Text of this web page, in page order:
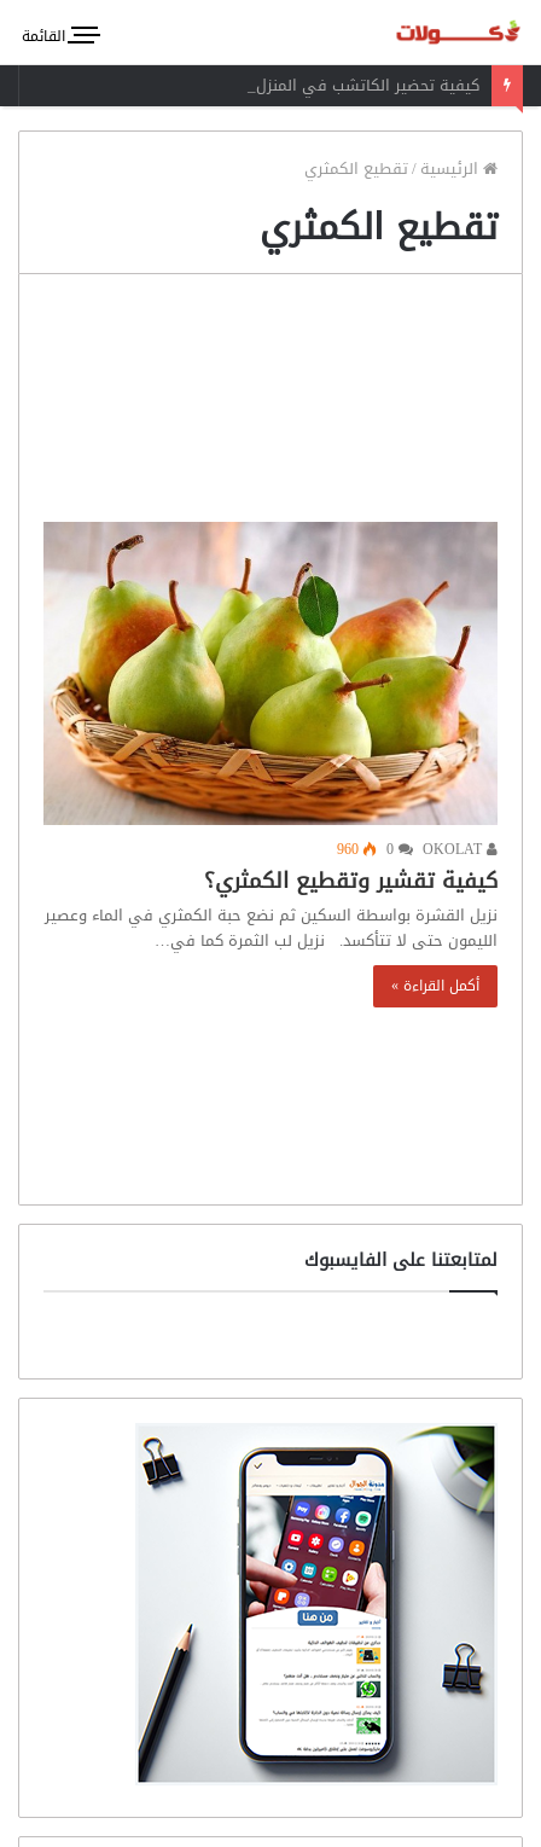
القائمة
كيفية تحضير الكاتشب في المنزل
الرئيسية/تقطيع الكمثري
تقطيع الكمثري
960
كيفية تقشير وتقطيع الكمثري؟
نزيل القشرة بواسطة السكين ثم نضع حبة الكمثري في الماء وعصير
الليمون حتى لا تتأكسد. نزيل لب الثمرة كما في…
أكمل القراءة »
لمتابعتنا على الفايسبوك